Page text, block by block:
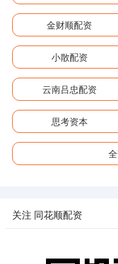
金财顺配资
小散配资
云南吕忠配资
思考资本
关注 同花顺配资